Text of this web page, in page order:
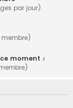
par jour)
membre)
moment ♪